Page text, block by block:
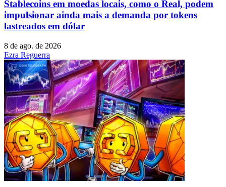
Stablecoins ​​em moedas locais, como o Real, podem
impulsionar ainda mais a demanda por tokens
lastreados em dólar
8 de ago. de 2026
Ezra Reguerra